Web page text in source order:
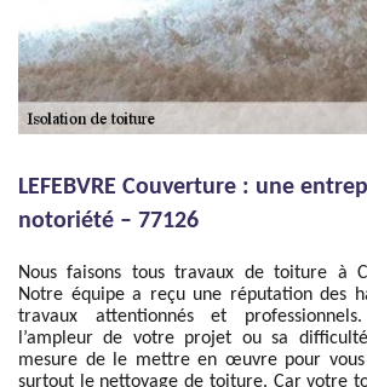
LEFEBVRE Couverture : une
notoriété – 77126
Nous faisons tous travaux de toiture à
Notre équipe a reçu une réputation des
travaux attentionnés et
l’ampleur de votre projet ou sa
mesure de le mettre en œuvre pour vous
surtout le nettoyage de toiture. Car votre